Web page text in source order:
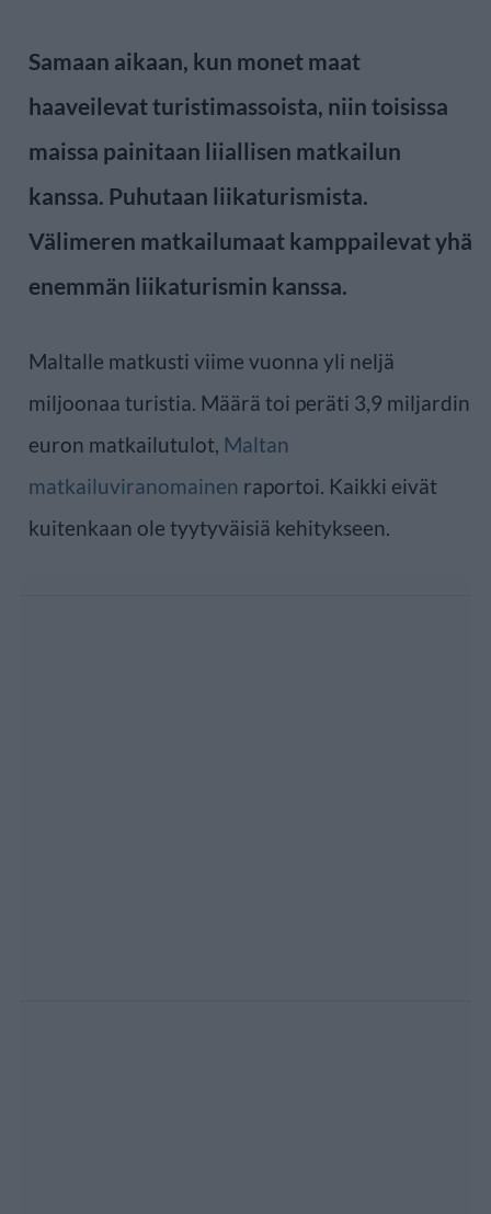
Samaan aikaan, kun monet maat
haaveilevat turistimassoista, niin toisissa
maissa painitaan liiallisen matkailun
kanssa. Puhutaan liikaturismista.
Välimeren matkailumaat kamppailevat yhä
enemmän liikaturismin kanssa.
Maltalle matkusti viime vuonna yli neljä
miljoonaa turistia. Määrä toi peräti 3,9 miljardin
euron matkailutulot, Maltan
matkailuviranomainen raportoi. Kaikki eivät
kuitenkaan ole tyytyväisiä kehitykseen.